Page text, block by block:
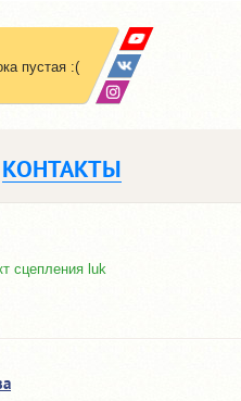
пустая :(
КОНТАКТЫ
сцепления luk